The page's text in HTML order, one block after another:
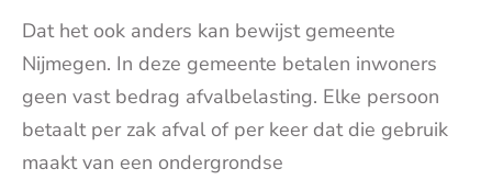
Dat het ook anders kan bewijst gemeente
Nijmegen. In deze gemeente betalen inwoners
geen vast bedrag afvalbelasting. Elke persoon
betaalt per zak afval of per keer dat die gebruik
maakt van een ondergrondse